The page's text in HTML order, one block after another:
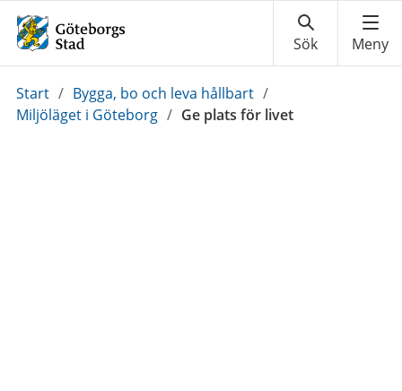
Du
är
Start / Bygga, bo och leva hållbart /
Miljöläget i Göteborg / Ge plats för livet